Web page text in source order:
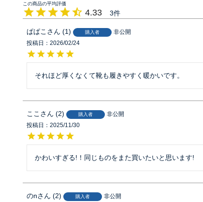
4.33 3
ぱぱこ 1 購入者
非公開
投稿日
2026/02/24
それほど厚くなくて靴も履きやすく暖かいです。
ここ 2 購入者
非公開
投稿日
2025/11/30
かわいすぎる!！同じものをまた買いたいと思います!
のn 2 購入者
非公開